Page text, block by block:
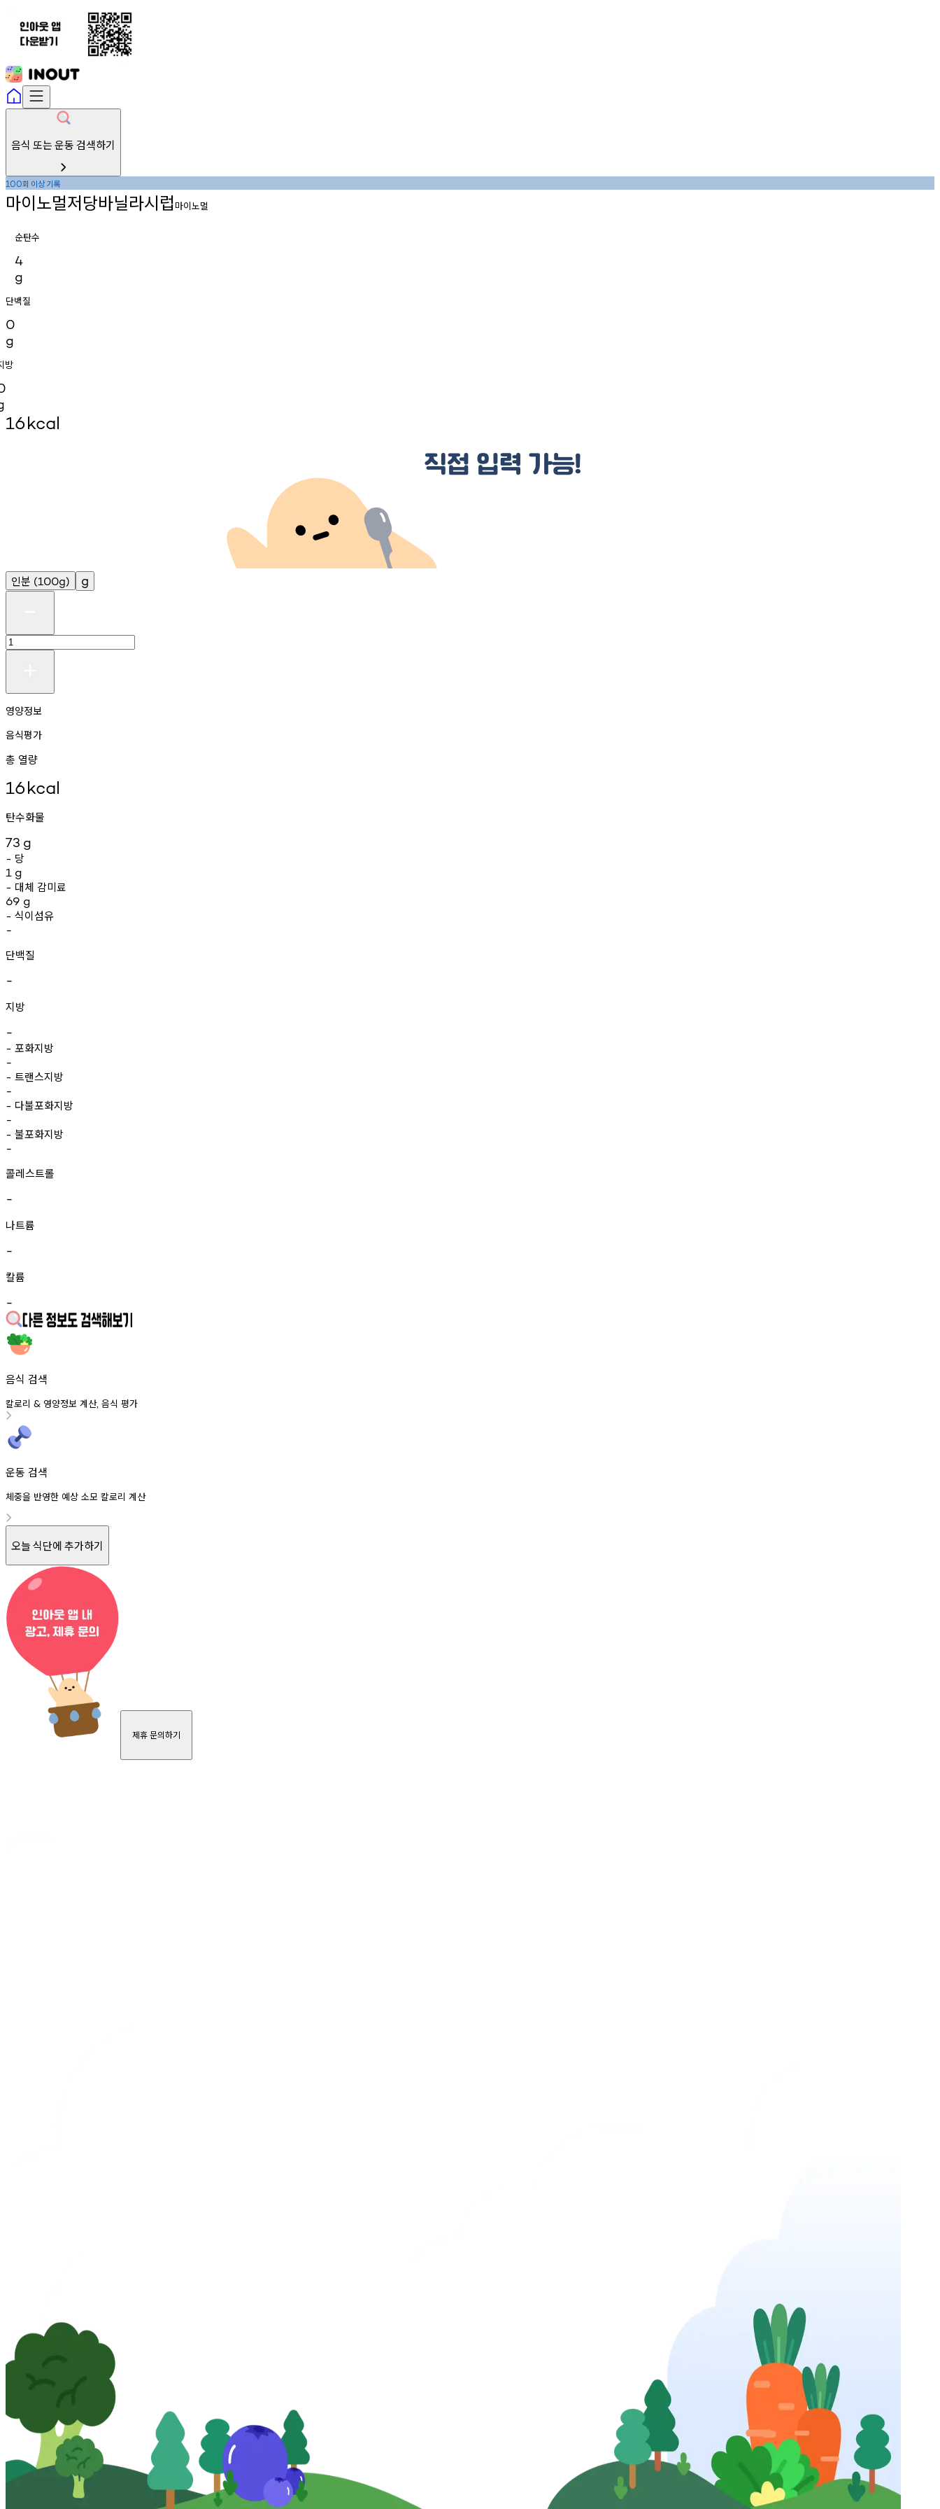
음식 또는 운동 검색하기
100회 이상기록
마이노멀저당바닐라시럽마이노멀
순탄수
4
g
단백질
0
g
방
16kcal
인분 (100g) g
영양정보
음식평가
총 열량
16kcal
탄수화물
73 g
- 당
1 g
- 대체 감미료
69 g
- 식이섬유
-
단백질
-
지방
-
- 포화지방
-
- 트랜스지방
-
- 다불포화지방
-
- 불포화지방
-
콜레스트롤
-
나트륨
-
칼륨
-
음식 검색
칼로리 & 영양정보 계산, 음식 평가
운동 검색
체중을 반영한 예상 소모 칼로리 계산
오늘 식단에 추가하기
제휴 문의하기